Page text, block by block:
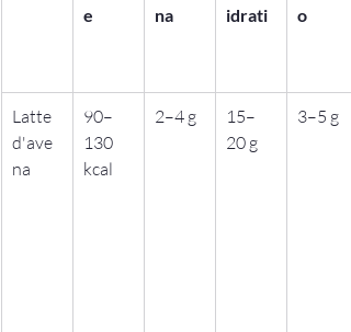
e
na
idrati
o
Latte
d'ave
na
90–
130
kcal
2–4 g
15–
20 g
3–5 g